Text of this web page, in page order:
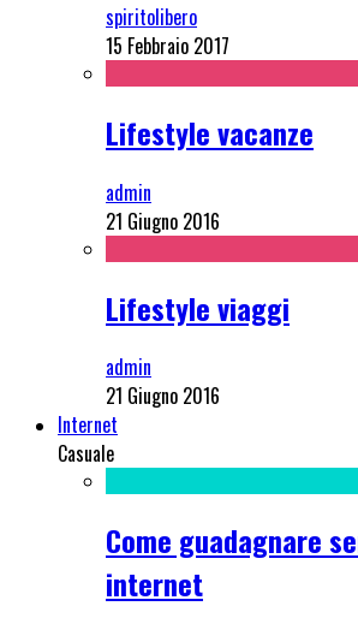
spiritolibero
15 Febbraio 2017
Lifestyle vacanze
admin
21 Giugno 2016
Lifestyle viaggi
admin
21 Giugno 2016
Internet
Casuale
Come guadagnare
internet